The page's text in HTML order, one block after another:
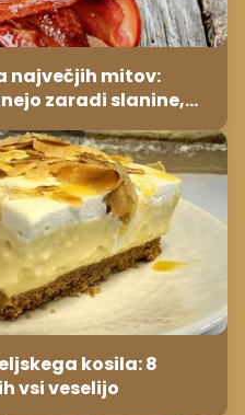
največjih mitov:
zaradi slanine,
kosila: 8
vsi veselijo